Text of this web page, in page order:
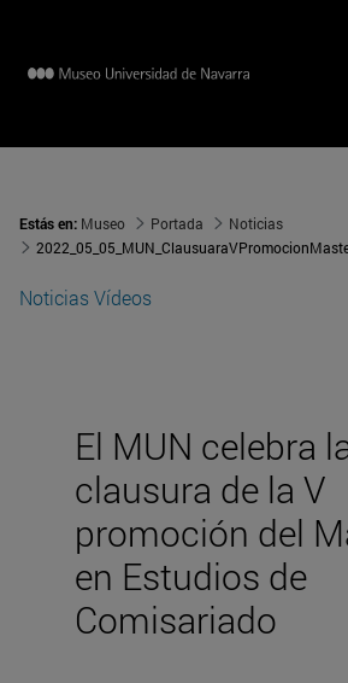
Estás en: Museo Portada
Noticias
Noticias Vídeos
El MUN celebra
clausura de la V
promoción del
en Estudios de
Comisariado